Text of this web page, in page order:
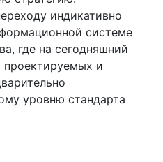
индикативно
системе
где на сегодняшний
проектируемых и
уровню стандарта